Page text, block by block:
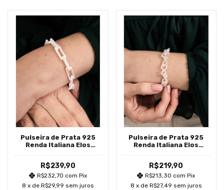
Pulseira de Prata 925
Renda Italiana Elos
R$239,90
R$232,70 com Pix
8 x de R$29,99 sem juros
Pulseira de Prata 925
Renda Italiana Elos
R$219,90
R$213,30com Pix
8 x de R$27,49 sem juros